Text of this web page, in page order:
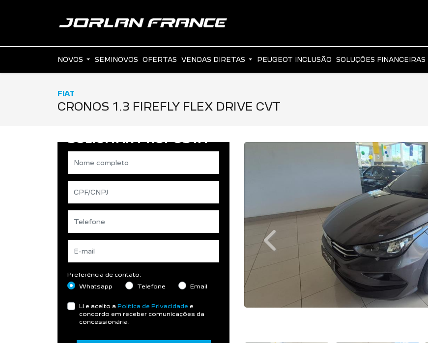
NOVOS SEMINOVOS OFERTAS VENDAS DIRETAS PEUGEOT INCLUSÃO SOLUÇÕES FINANCEIRAS
FIAT
CRONOS 1.3 FIREFLY FLEX DRIVE CVT
Previous
SOLICITAR PROPOSTA
Preferência de contato:
Whatsapp
Telefone Email
Li e aceito a Política de Privacidade e
concordo em receber comunicações da
concessionária.